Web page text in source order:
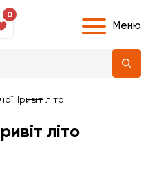
0
Меню
Привіт літо
літо